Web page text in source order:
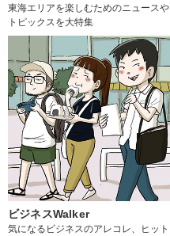
東海エリアを楽しむためのニュースや
トピックスを大特集
ビジネスWalker
気になるビジネスのアレコレ、ヒット